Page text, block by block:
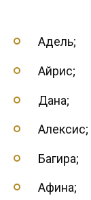
Адель;
Айрис;
Дана;
Алексис;
Багира;
Афина;